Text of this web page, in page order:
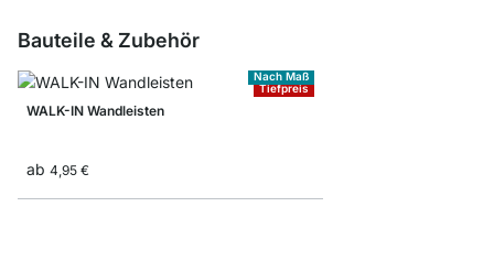
Bauteile & Zubehör
Tiefpreis
Nach Maß
WALK-IN Wandleisten
ab 4,95 €